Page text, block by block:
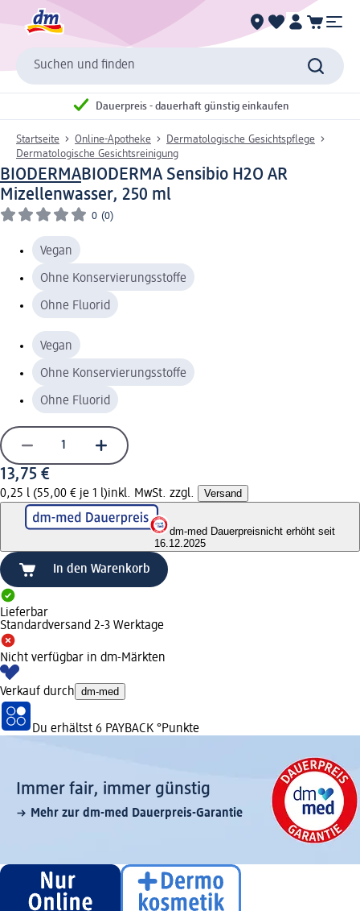
Suchen und finden
Dauerpreis - dauerhaft günstig einkaufen
Startseite Online-Apotheke
Dermatologische Gesichtspflege
Dermatologische Gesichtsreinigung
BIODERMABIODERMA Sensibio H2O AR
Mizellenwasser, 250 ml
0 (0)
Vegan
Ohne Konservierungsstoffe
Ohne Fluorid
Vegan
Ohne Konservierungsstoffe
Ohne Fluorid
13,75 €
0,25 l (55,00 € je 1 l)inkl. MwSt. zzgl. Versand
dm-med Dauerpreisnicht erhöht seit
16.12.2025
In den Warenkorb
Lieferbar
Standardversand 2-3 Werktage
Nicht verfügbar in dm-Märkten
Verkauf durch dm-med
Du erhältst 6 PAYBACK °Punkte
Immer fair,­ immer günstig
Mehr zur dm-med Dauerpreis-Garantie